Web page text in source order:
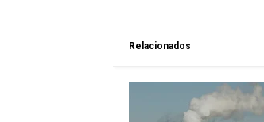
Relacionados